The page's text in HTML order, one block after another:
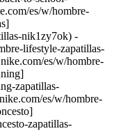
es/w/hombre-
nik1zy7ok) -
lifestyle-zapatillas-
es/w/hombre-
zapatillas-
es/w/hombre-
zapatillas-